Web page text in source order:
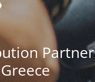
Partner